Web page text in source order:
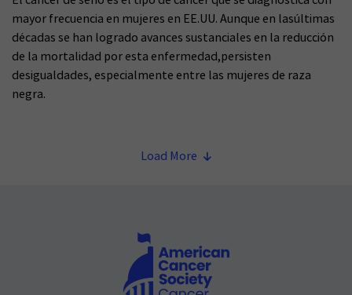
mayor frecuencia en mujeres en EE.UU. Aunque en lasúltimas
décadas se han logrado avances sustanciales en la reducción
de la mortalidad por esta enfermedad,persisten
desigualdades, especialmente entre las mujeres de raza
negra.
Load More